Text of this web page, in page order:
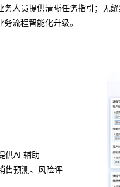
人员提供清晰任务指引；无
流程智能化升级。
晰展示流程的各